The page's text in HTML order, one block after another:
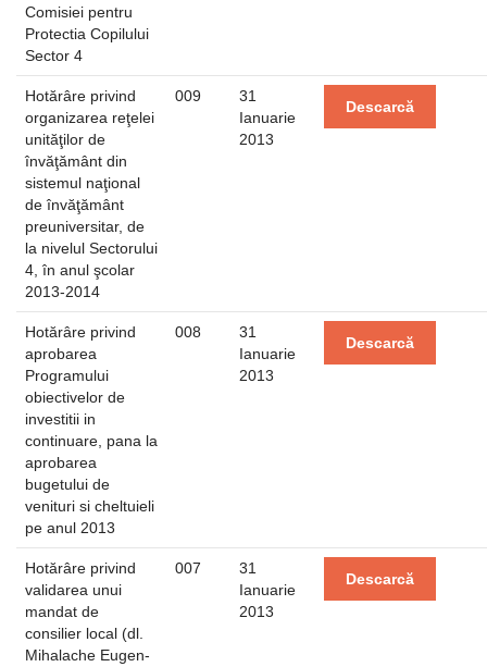
Comisiei pentru
Protectia Copilului
Sector 4
Hotărâre privind
organizarea reţelei
unităţilor de
învăţământ din
sistemul naţional
de învăţământ
preuniversitar, de
la nivelul Sectorului
4, în anul şcolar
2013-2014
009
31
Ianuarie
2013
Descarcă
Hotărâre privind
aprobarea
Programului
obiectivelor de
investitii in
continuare, pana la
aprobarea
bugetului de
venituri si cheltuieli
pe anul 2013
008
31
Ianuarie
2013
Descarcă
Hotărâre privind
validarea unui
mandat de
consilier local (dl.
Mihalache Eugen-
007
31
Ianuarie
2013
Descarcă